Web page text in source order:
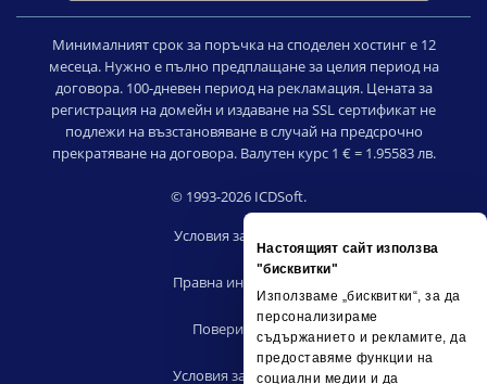
Настоящият сайт използва
"бисквитки"
Използваме „бисквитки“, за да
персонализираме
съдържанието и рекламите, да
предоставяме функции на
социални медии и да
Минималният срок за поръчка на споделен хостинг е 12
месеца. Нужно е пълно предплащане за целия период на
договора. 100-дневен период на рекламация. Цената за
регистрация на домейн и издаване на SSL сертификат не
подлежи на възстановяване в случай на предсрочно
прекратяване на договора. Валутен курс 1 € = 1.95583 лв.
© 1993-2026 ICDSoft.
Условия за ползване
Правна информация
Поверителност
Условия за риселъри